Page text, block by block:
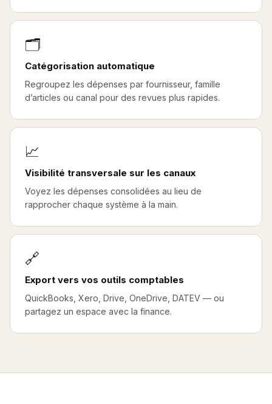
🗂️
Catégorisation automatique
Regroupez les dépenses par fournisseur, famille
d’articles ou canal pour des revues plus rapides.
📈
Visibilité transversale sur les canaux
Voyez les dépenses consolidées au lieu de
rapprocher chaque système à la main.
🔗
Export vers vos outils comptables
QuickBooks, Xero, Drive, OneDrive, DATEV — ou
partagez un espace avec la finance.